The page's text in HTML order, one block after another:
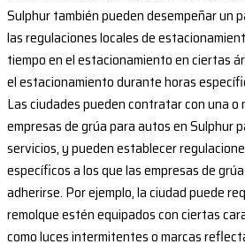
Sulphur también pueden desempeñar un
las regulaciones locales de
tiempo en el estacionamiento en ciertas
el estacionamiento durante horas
Las ciudades pueden contratar con una o
empresas de grúa para autos en Sulphur
servicios, y pueden establecer
específicos a los que las empresas de
adherirse. Por ejemplo, la ciudad puede
remolque estén equipados con ciertas
como luces intermitentes o marcas